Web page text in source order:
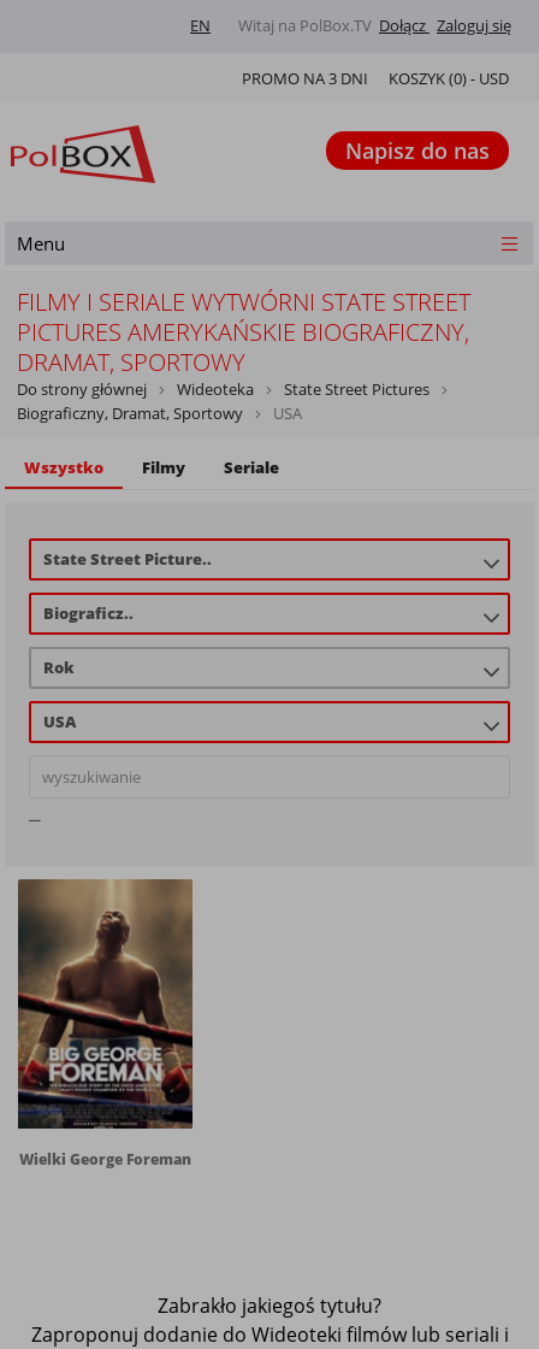
Witaj na PolBox.TV Dołącz Zaloguj się
EN
KOSZYK (0) - USD
PROMO NA 3 DNI
Napisz do nas
Menu
FILMY I SERIALE WYTWÓRNI STATE STREET
PICTURES AMERYKAŃSKIE BIOGRAFICZNY,
DRAMAT, SPORTOWY
Do strony głównej Wideoteka
State Street Pictures
Biograficzny, Dramat, Sportowy
USA
Wszystko Filmy Seriale
State Street Picture..
Biograficz..
Rok
USA
Wielki George Foreman
Zabrakło jakiegoś tytułu?
Zaproponuj dodanie do Wideoteki filmów lub seriali i